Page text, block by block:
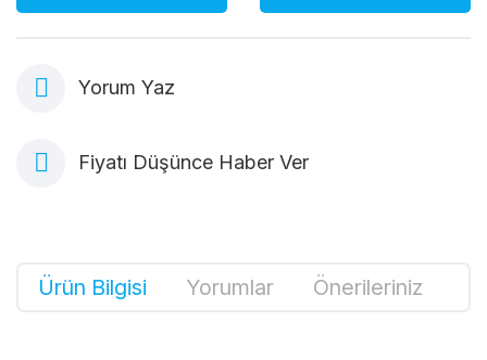
Yorum Yaz
Fiyatı Düşünce Haber Ver
Ürün Bilgisi Yorumlar Önerileriniz